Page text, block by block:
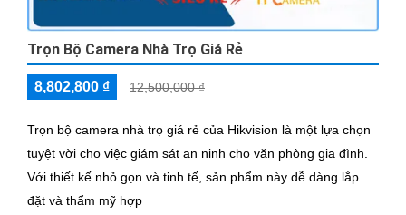
Trọn Bộ Camera Nhà Trọ Giá Rẻ
8,802,800 ₫ 12,500,000 ₫
Trọn bộ camera nhà trọ giá rẻ của Hikvision là một lựa chọn
tuyệt vời cho việc giám sát an ninh cho văn phòng gia đình.
Với thiết kế nhỏ gọn và tinh tế, sản phẩm này dễ dàng lắp
đặt và thẩm mỹ hợp